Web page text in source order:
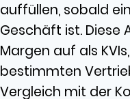
auffüllen, sobald
Geschäft ist. Diese
Margen auf als
bestimmten
Vergleich mit der